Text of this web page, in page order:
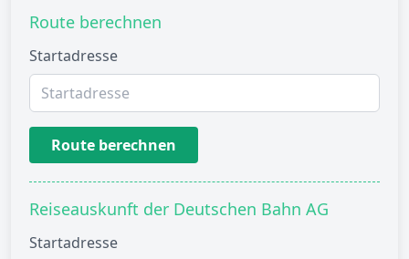
Route berechnen
Startadresse
Route berechnen
Reiseauskunft der Deutschen Bahn AG
Startadresse